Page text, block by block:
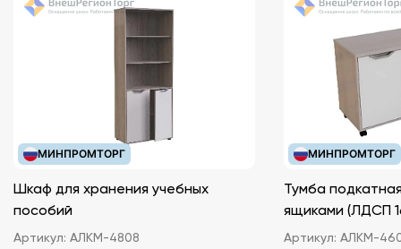
МИНПРОМТОРГ
Шкаф для хранения учебных
пособий
Артикул: АЛКМ-4808
МИНПРОМТОРГ
Тумба
ящиками
Артикул: АЛКМ-